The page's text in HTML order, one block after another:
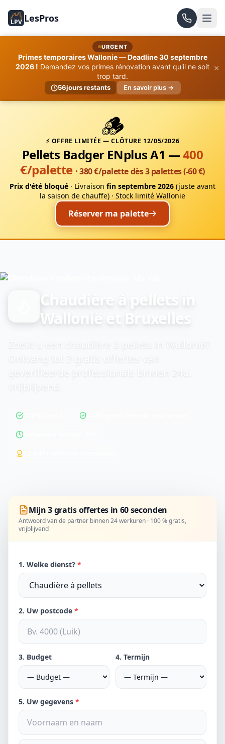
LPV LesPros
URGENT
Primes temporaires Wallonie — Deadline 30 septembre
2026 ! Demandez vos primes rénovation avant qu'il ne soit
trop tard.
56jours restants En savoir plus →
×
🪵
⚡ OFFRE LIMITÉE — CLÔTURE 12/05/2026
Pellets Badger ENplus A1 —400
€/palette · 380 €/palette dès 3 palettes (-60 €)
Prix d'été bloqué · Livraison fin septembre 2026 (juste avant
la saison de chauffe) · Stock limité Wallonie
Réserver ma palette
Chaudière à pellets in
Wallonië et Bruxelles
Zoekt u een chaudière à pellets in Wallonië?
Mijn 3 gratis offertes in 60 seconden
Antwoord van de partner binnen 24 werkuren · 100 % gratis,
vrijblijvend
1. Welke dienst? *
2. Uw postcode *
3. Budget 4. Termijn
5. Uw gegevens *